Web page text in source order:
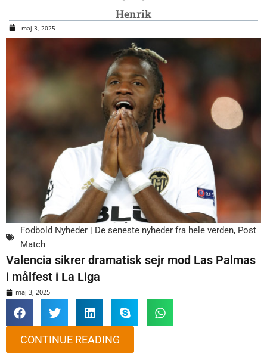
Henrik
maj 3, 2025
Fodbold Nyheder | De seneste nyheder fra hele verden, Post
Match
Valencia sikrer dramatisk sejr mod Las Palmas
i målfest i La Liga
maj 3, 2025
CONTINUE READING